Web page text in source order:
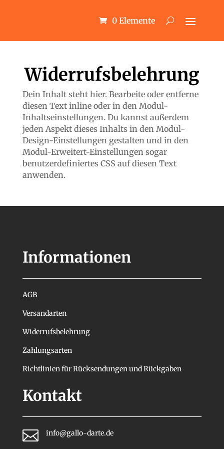
0 Elemente
Widerrufsbelehrung
Dein Inhalt steht hier. Bearbeite oder entferne
diesen Text inline oder in den Modul-
Inhaltseinstellungen. Du kannst außerdem
jeden Aspekt dieses Inhalts in den Modul-
Design-Einstellungen gestalten und in den
Modul-Erweitert-Einstellungen sogar
benutzerdefiniertes CSS auf diesen Text
anwenden.
Informationen
AGB
Versandarten
Widerrufsbelehrung
Zahlungsarten
Richtlinien für Rücksendungen und Rückgaben
Kontakt
 info@gallo-darte.de